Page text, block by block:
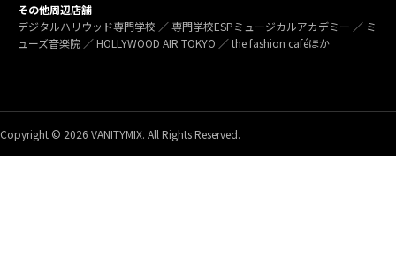
その他周辺店舗
デジタルハリウッド専門学校 ／ 専門学校ESPミュージカルアカデミー ／ ミ
ューズ音楽院 ／ HOLLYWOOD AIR TOKYO ／ the fashion caféほか
Copyright © 2026 VANITYMIX. All Rights Reserved.